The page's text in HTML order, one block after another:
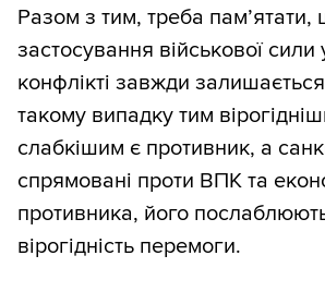
Разом з тим, треба пам’ятати,
застосування військової
конфлікті завжди
такому випадку тим
слабкішим є противник, а
спрямовані проти ВПК та
противника, його
вірогідність перемоги.